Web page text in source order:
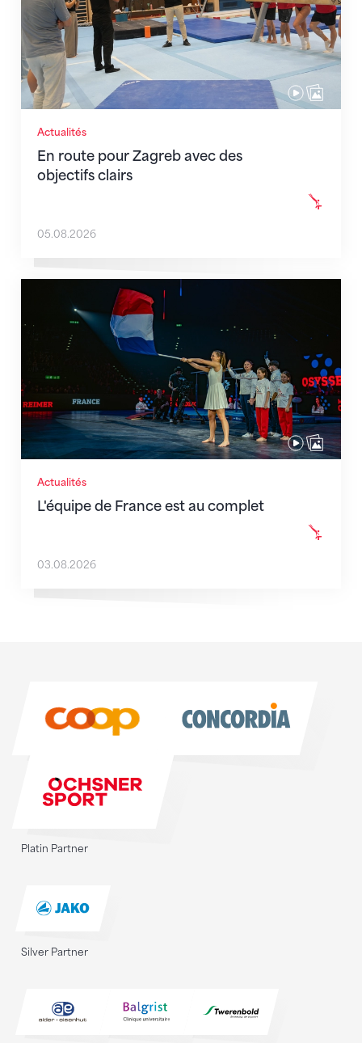
Actualités
En route pour Zagreb avec des
objectifs clairs
05.08.2026
Actualités
L'équipe de France est au complet
L'équipe de France est au complet
03.08.2026
Platin Partner
Silver Partner